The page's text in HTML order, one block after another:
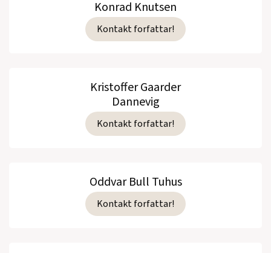
Konrad Knutsen
Kontakt forfattar!
Kristoffer Gaarder
Dannevig
Kontakt forfattar!
Oddvar Bull Tuhus
Kontakt forfattar!